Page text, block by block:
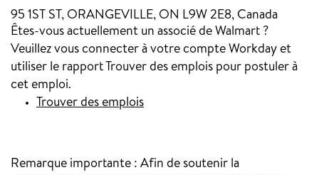
95 1ST ST, ORANGEVILLE, ON L9W 2E8, Canada
Êtes-vous actuellement un associé de Walmart ?
Veuillez vous connecter à votre compte Workday et
utiliser le rapport Trouver des emplois pour postuler à
cet emploi.
Trouver des emplois
Remarque importante : Afin de soutenir la